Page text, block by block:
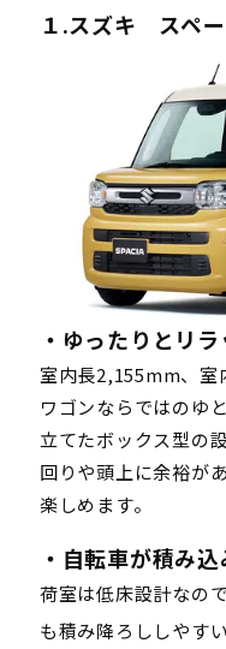
１.スズキ スペ
・ゆったりとリ
室内長2,155mm、室
ワゴンならではのゆ
立てたボックス型の
回りや頭上に余裕が
楽しめます。
・自転車が積み
荷室は低床設計なの
も積み降ろししやす